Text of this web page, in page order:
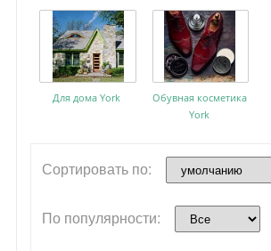
Для дома York
Обувная косметика
York
Сортировать по:
По популярности: